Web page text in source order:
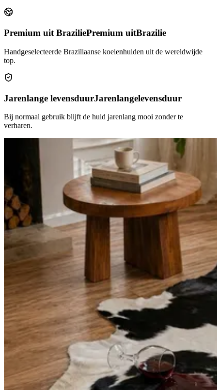
Premium uit BraziliePremium uitBrazilie
Handgeselecteerde Braziliaanse koeienhuiden uit de wereldwijde
top.
Jarenlange levensduurJarenlangelevensduur
Bij normaal gebruik blijft de huid jarenlang mooi zonder te
verharen.